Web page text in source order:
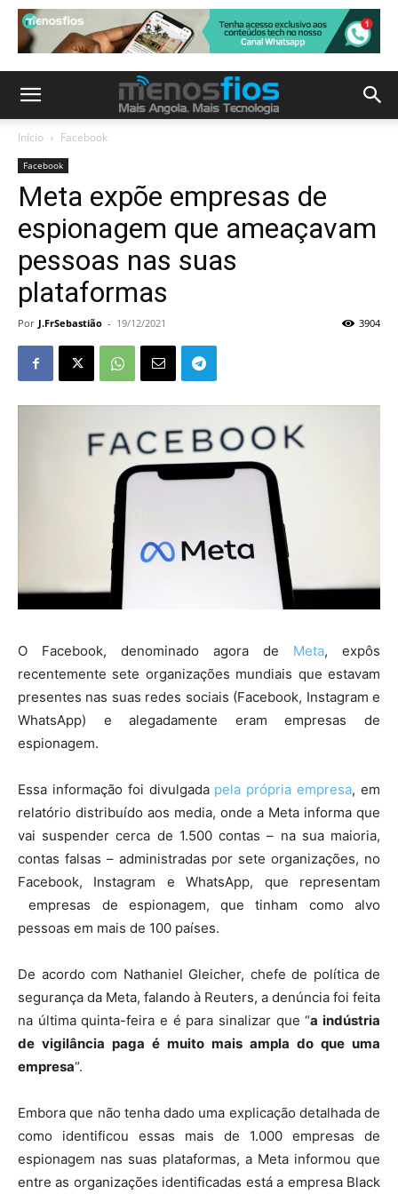
Início Facebook
Facebook
Meta expõe empresas de
espionagem que ameaçavam
pessoas nas suas
plataformas
Por J.FrSebastião - 19/12/2021 3904
O Facebook, denominado agora de Meta, expôs
recentemente sete organizações mundiais que estavam
presentes nas suas redes sociais (Facebook, Instagram e
WhatsApp) e alegadamente eram empresas de
espionagem.
Essa informação foi divulgada pela própria empresa, em
relatório distribuído aos media, onde a Meta informa que
vai suspender cerca de 1.500 contas – na sua maioria,
contas falsas – administradas por sete organizações, no
Facebook, Instagram e WhatsApp, que representam
empresas de espionagem, que tinham como alvo
pessoas em mais de 100 países.
De acordo com Nathaniel Gleicher, chefe de política de
segurança da Meta, falando à Reuters, a denúncia foi feita
na última quinta-feira e é para sinalizar que “a indústria
de vigilância paga é muito mais ampla do que uma
empresa“.
Embora que não tenha dado uma explicação detalhada de
como identificou essas mais de 1.000 empresas de
espionagem nas suas plataformas, a Meta informou que
entre as organizações identificadas está a empresa Black